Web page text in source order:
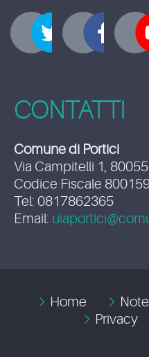
CONTATTI
Comune di Portici
Via Campitelli 1,
Codice Fiscale
Tel: 0817862365
Email:
Home
Privacy